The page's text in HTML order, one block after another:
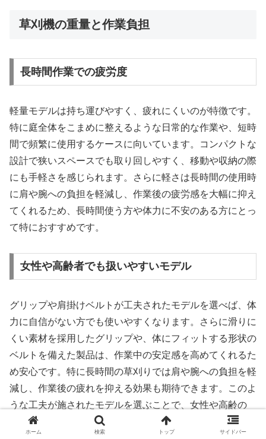
草刈機の重量と作業負担
長時間作業での疲労度
軽量モデルは持ち運びやすく、疲れにくいのが特徴です。
特に庭全体をこまめに整えるような日常的な作業や、短時
間で頻繁に使用するケースに向いています。コンパクトな
設計で狭いスペースでも取り回しやすく、移動や収納の際
にも手軽さを感じられます。さらに軽さは長時間の使用時
に肩や腕への負担を軽減し、作業後の疲労感を大幅に抑え
てくれるため、長時間使う方や体力に不安のある方にとっ
て特におすすめです。
女性や高齢者でも扱いやすいモデル
グリップや肩掛けベルトが工夫されたモデルを選べば、体
力に自信がない方でも使いやすくなります。さらに滑りに
くい素材を採用したグリップや、体にフィットする形状の
ベルトを備えた製品は、作業中の安定感を高めてくれるた
め安心です。特に長時間の草刈りでは肩や腕への負担を軽
減し、作業後の疲れを抑える効果も期待できます。このよ
うな工夫が施されたモデルを選ぶことで、女性や高齢の
方、あるいは力に自信のない方でも快適に扱えるようにな
ホーム 検索 トップ サイドバー